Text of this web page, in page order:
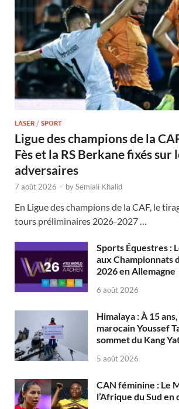
LASER / SPORT
Ligue des champions de la
Fès et la RS Berkane fixés sur
adversaires
7 août 2026 - bySemlali Khalid
En Ligue des champions de la CAF, le
tours préliminaires 2026-2027 …
Sports Équestres :
aux Championnats
2026 en Allemagne
6 août 2026
Himalaya : À 15
marocain Youssef
sommet du Kang
5 août 2026
CAN féminine : Le
l’Afrique du Sud